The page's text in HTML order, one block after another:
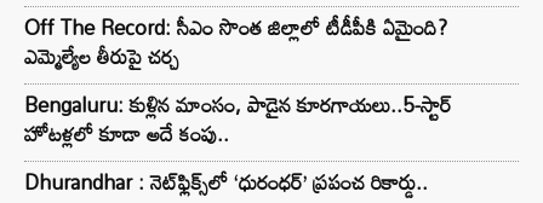
Off The Record: సీఎం సొంత జిల్లాలో టీడీపీకి ఏమైంది?
ఎమ్మెల్యేల తీరుపై చర్చ
Bengaluru: కుళ్లిన మాంసం, పాడైన కూరగాయలు..5-స్టార్
హోటళ్లలో కూడా అదే కంపు..
Dhurandhar : నెట్‌ఫ్లిక్స్‌లో ‘ధురంధర్’ ప్రపంచ రికార్డు..